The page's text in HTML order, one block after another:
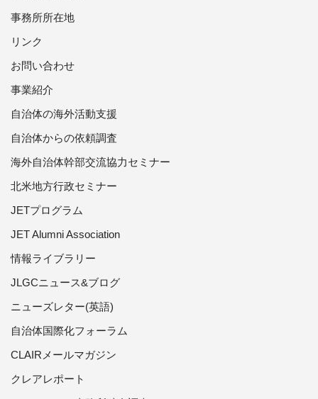
事務所所在地
リンク
お問い合わせ
事業紹介
自治体の海外活動支援
自治体からの依頼調査
海外自治体幹部交流協力セミナー
北米地方行政セミナー
JETプログラム
JET Alumni Association
情報ライブラリー
JLGCニュース&ブログ
ニューズレター(英語)
自治体国際化フォーラム
CLAIRメールマガジン
クレアレポート